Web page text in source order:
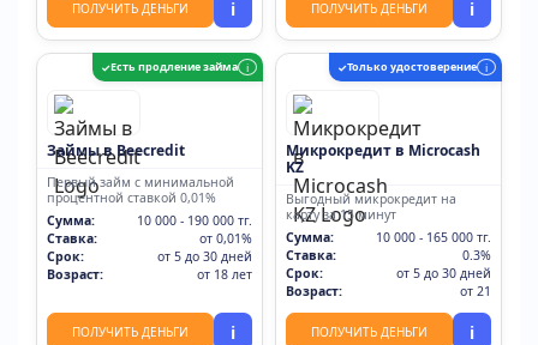
ПОЛУЧИТЬ ДЕНЬГИ i ПОЛУЧИТЬ ДЕНЬГИ i
✓Есть продление займа i
Займы в Beecredit
Первый займ с минимальной
процентной ставкой 0,01%
Сумма:
10 000 - 190 000 тг.
Ставка:
от 0,01%
Срок:
от 5 до 30 дней
Возраст:
от 18 лет
ПОЛУЧИТЬ ДЕНЬГИ i
✓Только удостоверение i
Микрокредит в Microcash
KZ
Выгодный микрокредит на
карту за 15 минут
Сумма:
10 000 - 165 000 тг.
Ставка:
0.3%
Срок:
от 5 до 30 дней
Возраст:
от 21
ПОЛУЧИТЬ ДЕНЬГИ i